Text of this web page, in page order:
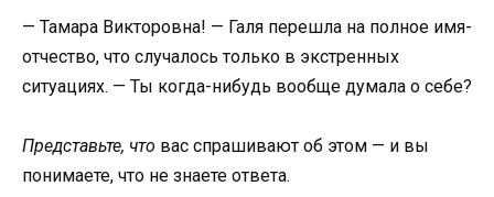
— Тамара Викторовна! — Галя перешла на полное имя-
отчество, что случалось только в экстренных
ситуациях. — Ты когда-нибудь вообще думала о себе?
Представьте, что вас спрашивают об этом — и вы
понимаете, что не знаете ответа.